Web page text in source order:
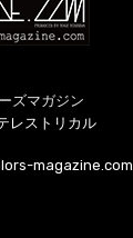
ズマガジン
レストリカル
magazine.com